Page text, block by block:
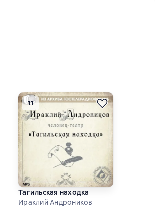
11
Тагильская находка
Ираклий Андроников